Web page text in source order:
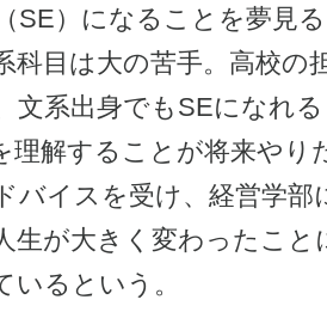
SE）になることを夢見
科目は大の苦手。高校の
文系出身でもSEになれ
理解することが将来やり
バイスを受け、経営学部
生が大きく変わったこと
いるという。